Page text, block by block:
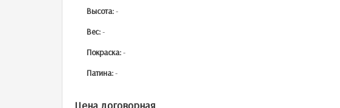
Высота:-
Вес:-
Покраска:-
Патина:-